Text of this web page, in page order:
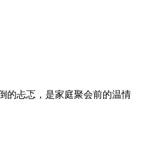
的忐忑，是家庭聚会前的温情